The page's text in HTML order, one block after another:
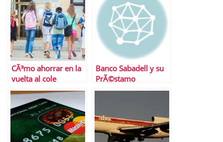
CÃ³mo ahorrar en la
vuelta al cole
Banco Sabadell y su
PrÃ©stamo
ExpansiÃ³n, una